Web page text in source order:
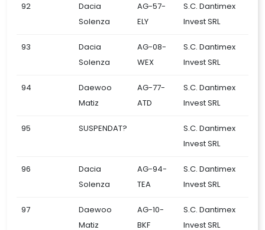
92
Dacia
Solenza
AG-57-
ELY
S.C. Dantimex
Invest SRL
93
Dacia
Solenza
AG-08-
WEX
S.C. Dantimex
Invest SRL
94
Daewoo
Matiz
AG-77-
ATD
S.C. Dantimex
Invest SRL
95 SUSPENDAT?
S.C. Dantimex
Invest SRL
96
Dacia
Solenza
AG-94-
TEA
S.C. Dantimex
Invest SRL
97
Daewoo
Matiz
AG-10-
BKF
S.C. Dantimex
Invest SRL